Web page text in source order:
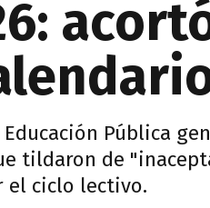
Pública
tildaron de
el ciclo lectivo.